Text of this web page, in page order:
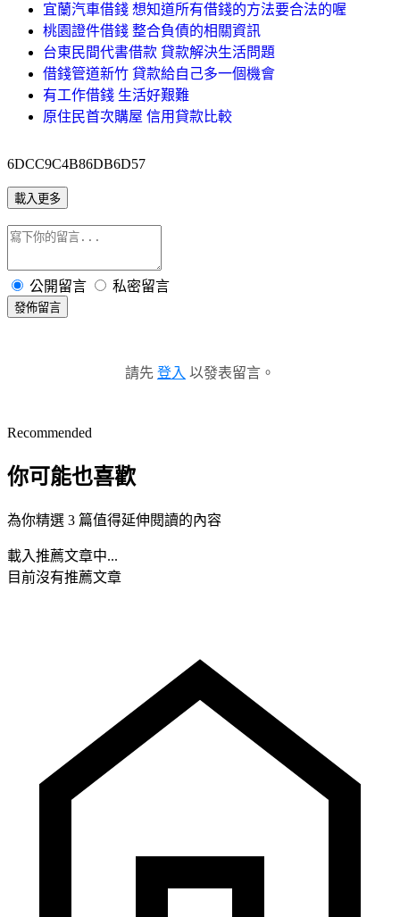
宜蘭汽車借錢 想知道所有借錢的方法要合法的喔
桃園證件借錢 整合負債的相關資訊
台東民間代書借款 貸款解決生活問題
借錢管道新竹 貸款給自己多一個機會
有工作借錢 生活好艱難
原住民首次購屋 信用貸款比較
6DCC9C4B86DB6D57
載入更多
公開留言 私密留言
發佈留言
請先 登入 以發表留言。
Recommended
你可能也喜歡
為你精選 3 篇值得延伸閱讀的內容
載入推薦文章中...
目前沒有推薦文章